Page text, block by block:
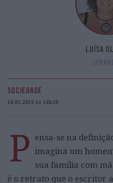
LUÍSA
SOCIEDADE
16.05.2016 às 16h30
P ensa-se na
imagina um
sua família com
é o retrato que o escritor